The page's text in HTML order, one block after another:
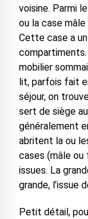
voisine. Parmi
ou la case
Cette case a
compartiments.
mobilier
lit, parfois fait
séjour, on
sert de siège
généralement
abritent la ou
cases (mâle
issues. La
grande, l’issue
Petit détail,